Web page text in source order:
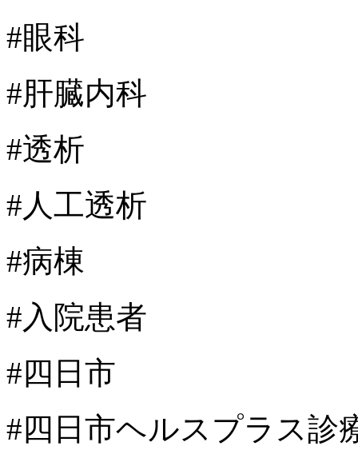
#眼科
#肝臓内科
#透析
#人工透析
#病棟
#入院患者
#四日市
#四日市ヘルスプラス診